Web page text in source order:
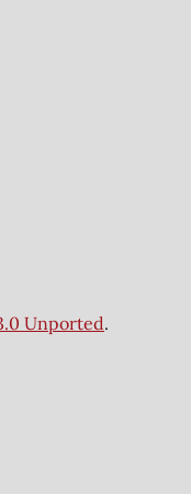
Unported.